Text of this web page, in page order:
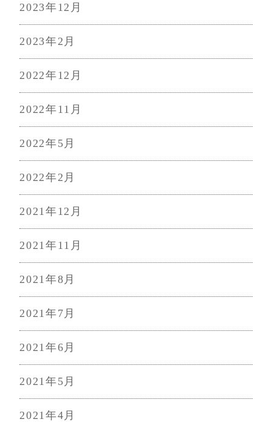
2023年12月
2023年2月
2022年12月
2022年11月
2022年5月
2022年2月
2021年12月
2021年11月
2021年8月
2021年7月
2021年6月
2021年5月
2021年4月